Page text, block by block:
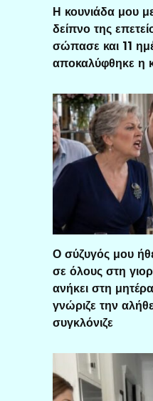
Η κουνιάδα μου
δείπνο της
σώπασε και 11
αποκαλύφθηκε η
Ο σύζυγός μου
σε όλους στη
ανήκει στη
γνώριζε την
συγκλόνιζε